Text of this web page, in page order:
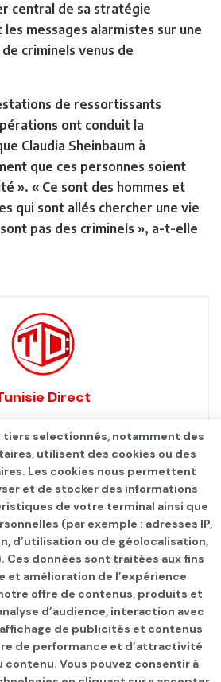
central de sa stratégie
messages alarmistes sur une
criminels venus de
de ressortissants
ont conduit la
Claudia Sheinbaum à
que ces personnes soient
». « Ce sont des hommes et
qui sont allés chercher une vie
pas des criminels », a-t-elle
Direct
Advertise Contact S’identifier
TUNISIE DIRECT.
tiers selectionnés, notamment des
utilisent des cookies ou des
Les cookies nous permettent
et de stocker des informations
de votre terminal ainsi que
(par exemple : adresses IP,
d’utilisation ou de géolocalisation,
données sont traitées aux fins
et amélioration de l’expérience
offre de contenus, produits et
d’audience, interaction avec
de publicités et contenus
de performance et d’attractivité
Vous pouvez consentir à